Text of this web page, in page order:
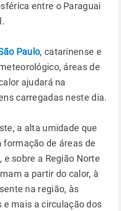
entre o Paraguai
Paulo, catarinense e
áreas de
ajudará na
carregadas neste dia.
a alta umidade que
de áreas de
sobre a Região Norte
a partir do calor, à
na região, às
mais a circulação dos